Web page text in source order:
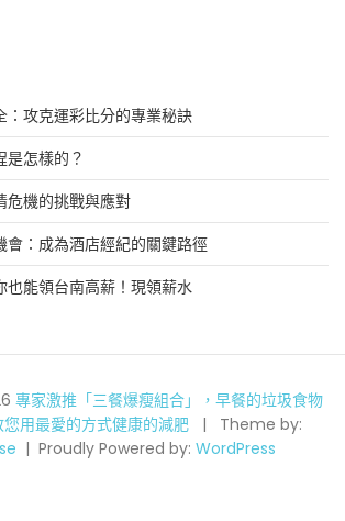
：攻克運彩比分的專業秘訣
是怎樣的？
危機的挑戰與應對
會：成為酒店經紀的關鍵路徑
也能領台南高薪！現領薪水
專家激推「三餐爆瘦組合」，早餐的垃圾食物
用最愛的方式健康的減肥
Theme by:
Proudly Powered by: WordPress